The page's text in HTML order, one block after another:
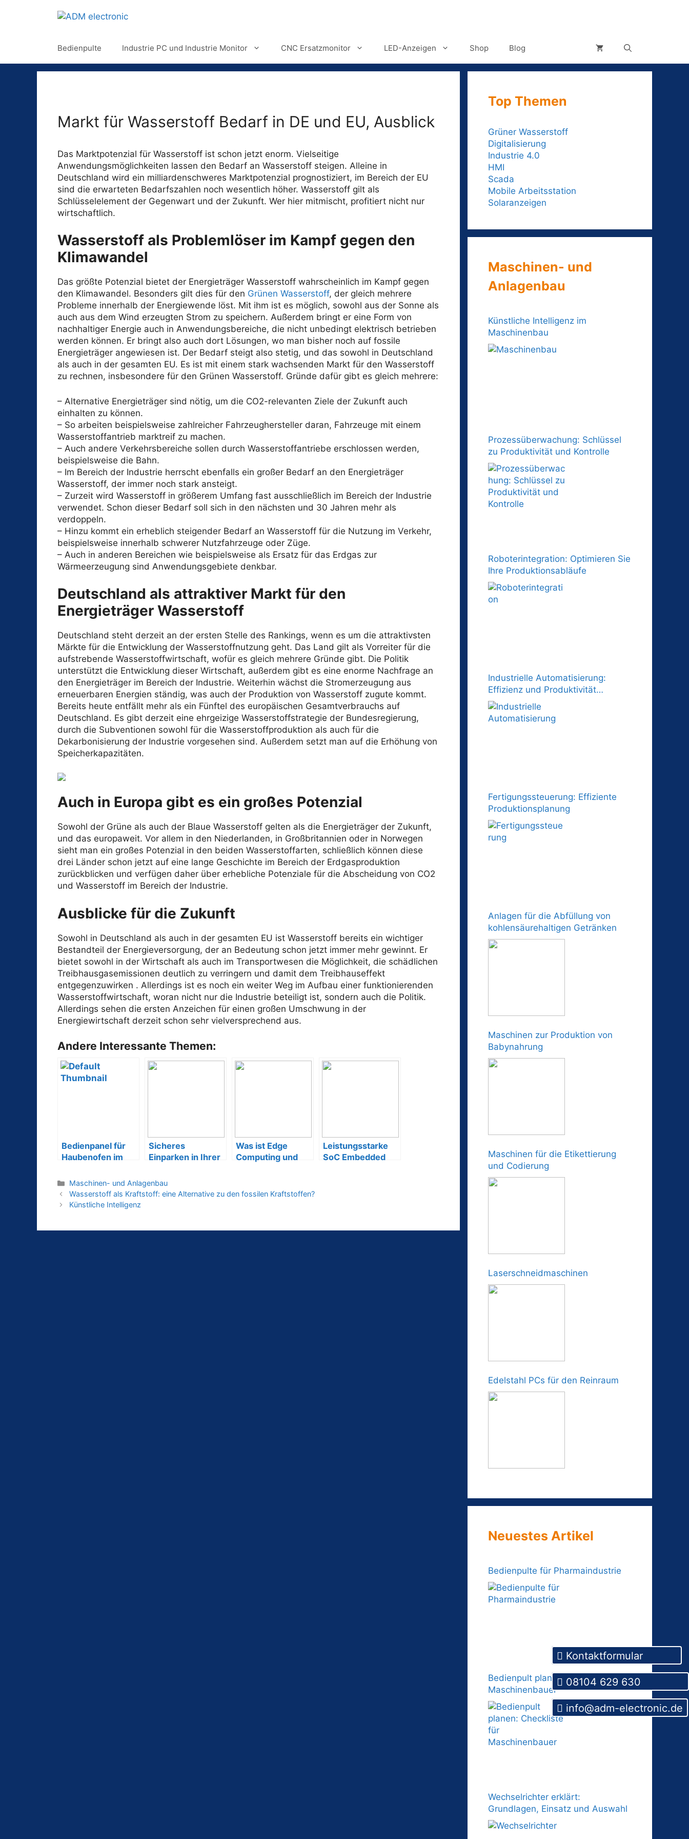
Kontaktformular
08104 629 630
info@adm-electronic.de
Bedienpulte Industrie PC und Industrie Monitor CNC Ersatzmonitor LED-Anzeigen Shop Blog
Markt für Wasserstoff Bedarf in DE und EU, Ausblick
Das Marktpotenzial für Wasserstoff ist schon jetzt enorm. Vielseitige
Anwendungsmöglichkeiten lassen den Bedarf an Wasserstoff steigen. Alleine in
Deutschland wird ein milliardenschweres Marktpotenzial prognostiziert, im Bereich der EU
sind die erwarteten Bedarfszahlen noch wesentlich höher. Wasserstoff gilt als
Schlüsselelement der Gegenwart und der Zukunft. Wer hier mitmischt, profitiert nicht nur
wirtschaftlich.
Wasserstoff als Problemlöser im Kampf gegen den
Klimawandel
Das größte Potenzial bietet der Energieträger Wasserstoff wahrscheinlich im Kampf gegen
den Klimawandel. Besonders gilt dies für den Grünen Wasserstoff, der gleich mehrere
Probleme innerhalb der Energiewende löst. Mit ihm ist es möglich, sowohl aus der Sonne als
auch aus dem Wind erzeugten Strom zu speichern. Außerdem bringt er eine Form von
nachhaltiger Energie auch in Anwendungsbereiche, die nicht unbedingt elektrisch betrieben
werden können. Er bringt also auch dort Lösungen, wo man bisher noch auf fossile
Energieträger angewiesen ist. Der Bedarf steigt also stetig, und das sowohl in Deutschland
als auch in der gesamten EU. Es ist mit einem stark wachsenden Markt für den Wasserstoff
zu rechnen, insbesondere für den Grünen Wasserstoff. Gründe dafür gibt es gleich mehrere:
– Alternative Energieträger sind nötig, um die CO2-relevanten Ziele der Zukunft auch
einhalten zu können.
– So arbeiten beispielsweise zahlreicher Fahrzeughersteller daran, Fahrzeuge mit einem
Wasserstoffantrieb marktreif zu machen.
– Auch andere Verkehrsbereiche sollen durch Wasserstoffantriebe erschlossen werden,
beispielsweise die Bahn.
– Im Bereich der Industrie herrscht ebenfalls ein großer Bedarf an den Energieträger
Wasserstoff, der immer noch stark ansteigt.
– Zurzeit wird Wasserstoff in größerem Umfang fast ausschließlich im Bereich der Industrie
verwendet. Schon dieser Bedarf soll sich in den nächsten und 30 Jahren mehr als
verdoppeln.
– Hinzu kommt ein erheblich steigender Bedarf an Wasserstoff für die Nutzung im Verkehr,
beispielsweise innerhalb schwerer Nutzfahrzeuge oder Züge.
– Auch in anderen Bereichen wie beispielsweise als Ersatz für das Erdgas zur
Wärmeerzeugung sind Anwendungsgebiete denkbar.
Deutschland als attraktiver Markt für den
Energieträger Wasserstoff
Deutschland steht derzeit an der ersten Stelle des Rankings, wenn es um die attraktivsten
Märkte für die Entwicklung der Wasserstoffnutzung geht. Das Land gilt als Vorreiter für die
aufstrebende Wasserstoffwirtschaft, wofür es gleich mehrere Gründe gibt. Die Politik
unterstützt die Entwicklung dieser Wirtschaft, außerdem gibt es eine enorme Nachfrage an
den Energieträger im Bereich der Industrie. Weiterhin wächst die Stromerzeugung aus
erneuerbaren Energien ständig, was auch der Produktion von Wasserstoff zugute kommt.
Bereits heute entfällt mehr als ein Fünftel des europäischen Gesamtverbrauchs auf
Deutschland. Es gibt derzeit eine ehrgeizige Wasserstoffstrategie der Bundesregierung,
durch die Subventionen sowohl für die Wasserstoffproduktion als auch für die
Dekarbonisierung der Industrie vorgesehen sind. Außerdem setzt man auf die Erhöhung von
Speicherkapazitäten.
Auch in Europa gibt es ein großes Potenzial
Sowohl der Grüne als auch der Blaue Wasserstoff gelten als die Energieträger der Zukunft,
und das europaweit. Vor allem in den Niederlanden, in Großbritannien oder in Norwegen
sieht man ein großes Potenzial in den beiden Wasserstoffarten, schließlich können diese
drei Länder schon jetzt auf eine lange Geschichte im Bereich der Erdgasproduktion
zurückblicken und verfügen daher über erhebliche Potenziale für die Abscheidung von CO2
und Wasserstoff im Bereich der Industrie.
Ausblicke für die Zukunft
Sowohl in Deutschland als auch in der gesamten EU ist Wasserstoff bereits ein wichtiger
Bestandteil der Energieversorgung, der an Bedeutung schon jetzt immer mehr gewinnt. Er
bietet sowohl in der Wirtschaft als auch im Transportwesen die Möglichkeit, die schädlichen
Treibhausgasemissionen deutlich zu verringern und damit dem Treibhauseffekt
entgegenzuwirken . Allerdings ist es noch ein weiter Weg im Aufbau einer funktionierenden
Wasserstoffwirtschaft, woran nicht nur die Industrie beteiligt ist, sondern auch die Politik.
Allerdings sehen die ersten Anzeichen für einen großen Umschwung in der
Energiewirtschaft derzeit schon sehr vielversprechend aus.
Andere Interessante Themen:
Bedienpanel für
Haubenofen im
Sicheres
Einparken in Ihrer
dem Panel PC und
Monitor von ADM
Was ist Edge
Computing und
Leistungsstarke
SoC Embedded
Maschinen- und Anlagenbau
Wasserstoff als Kraftstoff: eine Alternative zu den fossilen Kraftstoffen?
Künstliche Intelligenz
Top Themen
Grüner Wasserstoff
Digitalisierung
Industrie 4.0
HMI
Scada
Mobile Arbeitsstation
Solaranzeigen
Maschinen- und
Anlagenbau
Künstliche Intelligenz im
Maschinenbau
Prozessüberwachung: Schlüssel
zu Produktivität und Kontrolle
Roboterintegration: Optimieren Sie
Ihre Produktionsabläufe
Industrielle Automatisierung:
Effizienz und Produktivität
steigern
Fertigungssteuerung: Effiziente
Produktionsplanung
Anlagen für die Abfüllung von
kohlensäurehaltigen Getränken
Maschinen zur Produktion von
Babynahrung
Maschinen für die Etikettierung
und Codierung
Laserschneidmaschinen
Edelstahl PCs für den Reinraum
Neuestes Artikel
Bedienpulte für Pharmaindustrie
Bedienpult planen: Checkliste für
Maschinenbauer
Wechselrichter erklärt:
Grundlagen, Einsatz und Auswahl